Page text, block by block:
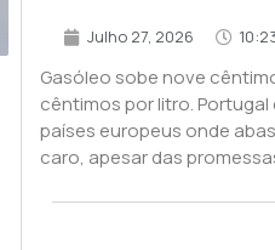
Julho 27, 2026
Gasóleo sobe nove
cêntimos por litro.
países europeus onde
caro, apesar das